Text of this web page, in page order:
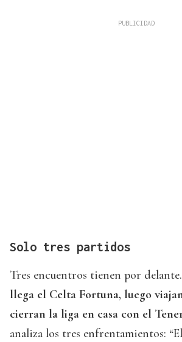
Solo tres partidos
Tres encuentros tienen por delante.
llega el Celta Fortuna, luego
cierran la liga en casa con el
analiza los tres enfrentamientos: